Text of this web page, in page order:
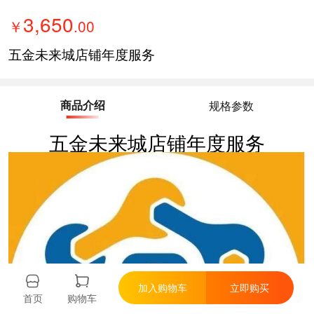
￥3,650.00
五金未来城店铺年度服务
商品介绍 规格参数
五金未来城店铺年度服务
首页 购物车
加入购物车 立即购买